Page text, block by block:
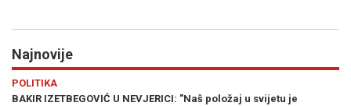
Najnovije
je
KRAJ JEDNE ERE U SIRIJI?: Postignut dogovor o